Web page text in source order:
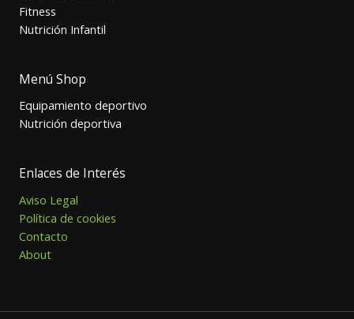
Fitness
Nutrición Infantil
Menú Shop
Equipamiento deportivo
Nutrición deportiva
Enlaces de Interés
Aviso Legal
Política de cookies
Contacto
About